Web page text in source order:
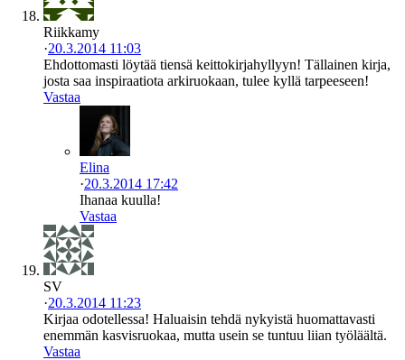
Riikkamy
·20.3.2014 11:03
Ehdottomasti löytää tiensä keittokirjahyllyyn! Tällainen kirja,
josta saa inspiraatiota arkiruokaan, tulee kyllä tarpeeseen!
Vastaa
Elina
·20.3.2014 17:42
Ihanaa kuulla!
Vastaa
SV
·20.3.2014 11:23
Kirjaa odotellessa! Haluaisin tehdä nykyistä huomattavasti
enemmän kasvisruokaa, mutta usein se tuntuu liian työläältä.
Vastaa